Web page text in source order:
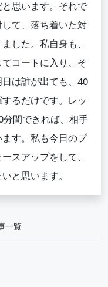
思います。それで
て、落ち着いた対
した。私自身も、
コートに入り、そ
は誰が出ても、40
るだけです。レッ
分間できれば、相手
す。私も今日のプ
スアップをして、
と思います。
一覧